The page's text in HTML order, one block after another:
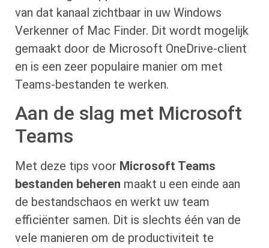
van dat kanaal zichtbaar in uw Windows
Verkenner of Mac Finder. Dit wordt mogelijk
gemaakt door de Microsoft OneDrive-client
en is een zeer populaire manier om met
Teams-bestanden te werken.
Aan de slag met Microsoft
Teams
Met deze tips voor Microsoft Teams
bestanden beheren maakt u een einde aan
de bestandschaos en werkt uw team
efficiënter samen. Dit is slechts één van de
vele manieren om de productiviteit te